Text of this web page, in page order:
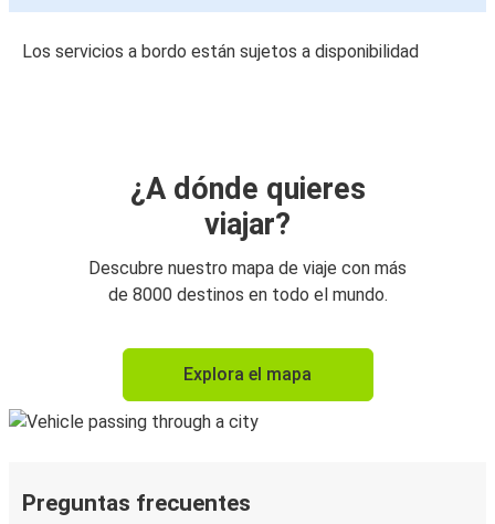
Los servicios a bordo están sujetos a disponibilidad
¿A dónde quieres
viajar?
Descubre nuestro mapa de viaje con más
de 8000 destinos en todo el mundo.
Explora el mapa
Preguntas frecuentes